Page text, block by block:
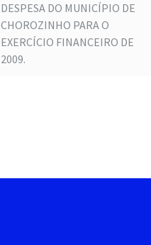
DESPESA DO MUNICÍPIO DE
CHOROZINHO PARA O
EXERCÍCIO FINANCEIRO DE
2009.